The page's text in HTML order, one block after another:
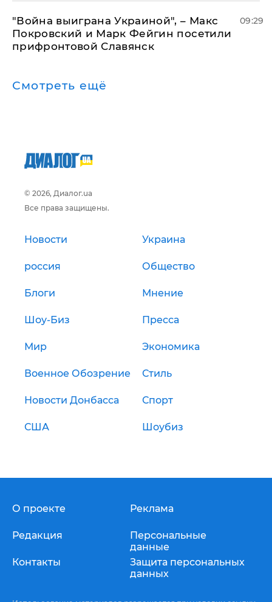
"Война выиграна Украиной", – Макс
Покровский и Марк Фейгин посетили
прифронтовой Славянск
09:29
Смотреть ещё
© 2026, Диалог.ua
Все права защищены.
Новости Украина
россия Общество
Блоги Мнение
Шоу-Биз Пресса
Мир Экономика
Военное Обозрение Стиль
Новости Донбасса Спорт
США Шоубиз
О проекте
Редакция
Контакты
Реклама
Персональные
данные
Защита персональных
данных